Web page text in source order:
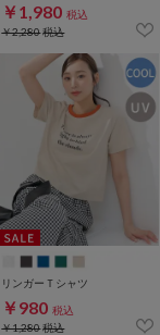
￥1,980 税込
￥2,280税込
リンガーＴシャツ
￥980 税込
￥1,280税込